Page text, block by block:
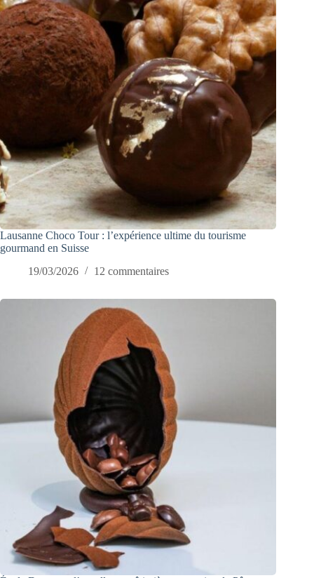
Lausanne Choco Tour : l’expérience ultime du tourisme
gourmand en Suisse
19/03/2026
12 commentaires